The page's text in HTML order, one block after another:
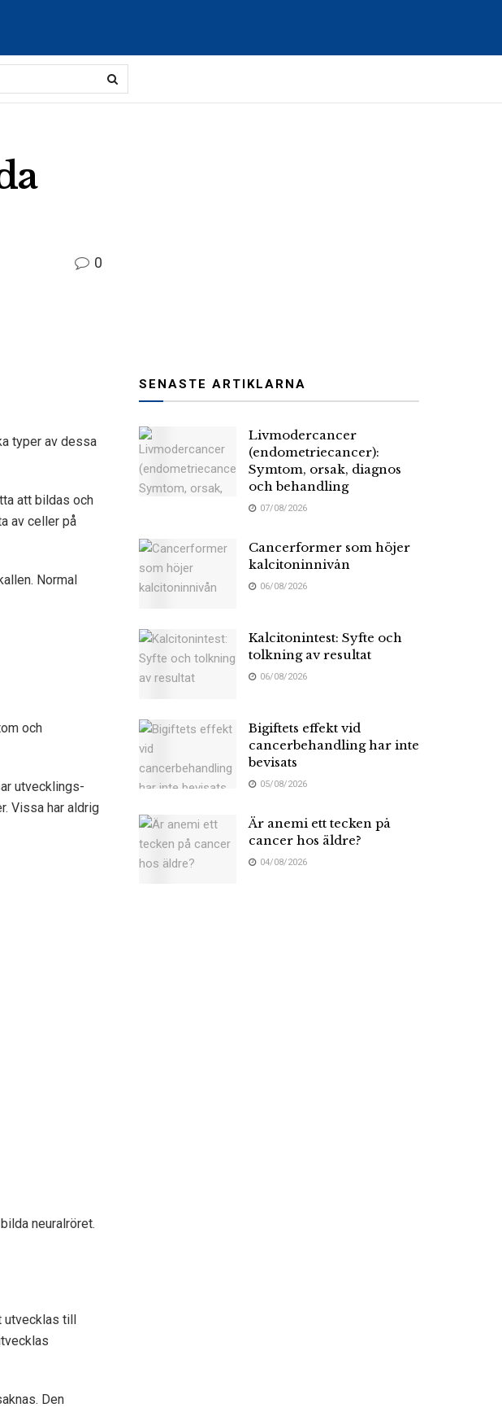
0
typer av dessa
att bildas och
av celler på
Normal
och
utvecklings-
Vissa har aldrig
neuralröret.
utvecklas till
Den
SENASTE ARTIKLARNA
Livmodercancer
(endometriecancer):
Symtom, orsak, diagnos
och behandling
07/08/2026
Cancerformer som höjer
kalcitoninnivån
06/08/2026
Kalcitonintest: Syfte och
tolkning av resultat
06/08/2026
Bigiftets effekt vid
cancerbehandling har inte
bevisats
05/08/2026
Är anemi ett tecken på
cancer hos äldre?
04/08/2026